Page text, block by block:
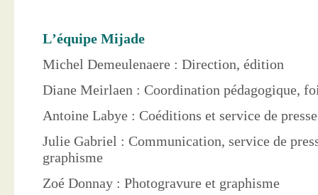
L’équipe Mijade
Michel Demeulenaere : Direction, édition
Diane Meirlaen : Coordination pédagogique,
Antoine Labye : Coéditions et service de
Julie Gabriel : Communication, service de
graphisme
Zoé Donnay : Photogravure et graphisme